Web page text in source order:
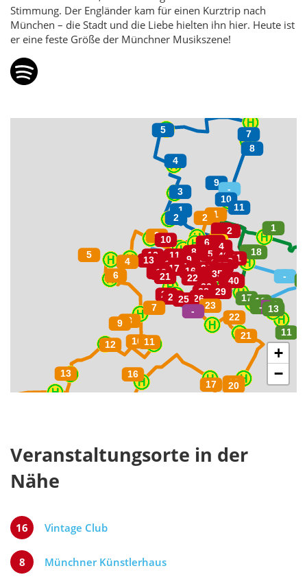
Stimmung. Der Engländer kam für einen Kurztrip nach
München – die Stadt und die Liebe hielten ihn hier. Heute ist
er eine feste Größe der Münchner Musikszene!
+
−
Veranstaltungsorte in der
Nähe
16 Vintage Club
8 Münchner Künstlerhaus